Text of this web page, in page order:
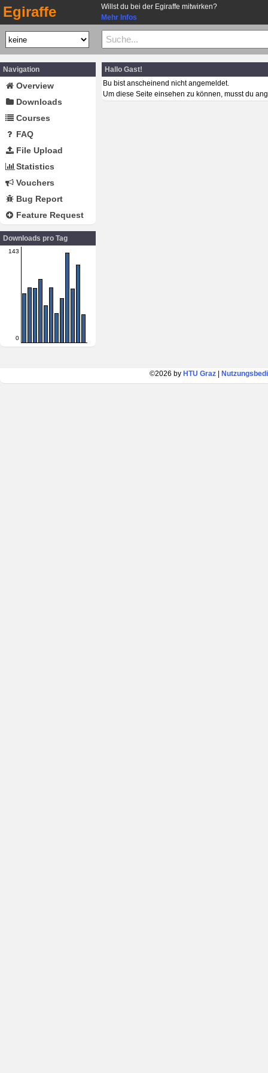
Egiraffe
Willst du bei der Egiraffe mitwirken?
Mehr Infos
Navigation
Overview
Downloads
Courses
FAQ
File Upload
Statistics
Vouchers
Bug Report
Feature Request
Downloads pro Tag
143
0
Hallo Gast!
Bu bist anscheinend nicht angemeldet.
Um diese Seite einsehen zu können, musst du
©2026 by HTU Graz|